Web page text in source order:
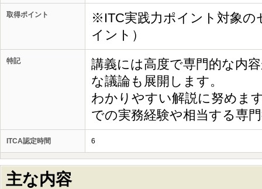
取得ポイント
※ITC実践力ポイント対象の
イント）
特記
講義には高度で専門的な内
な議論も展開します。
わかりやすい解説に努めま
での実務経験や相当する専
ITCA認定時間 6
主な内容